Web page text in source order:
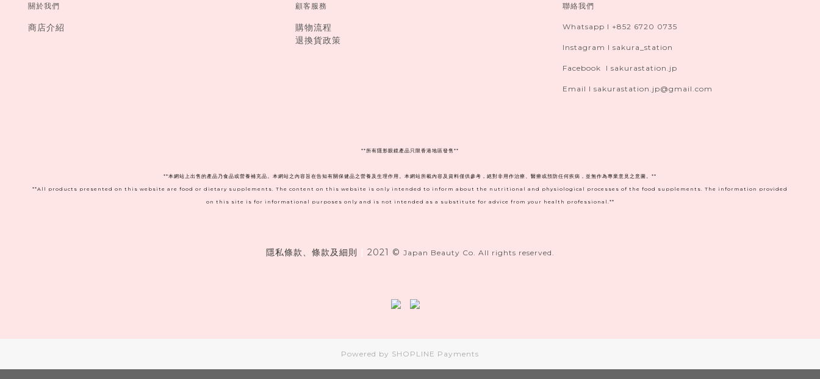
關於我們
商店介紹
顧客服務
購物流程
退換貨政策
聯絡我們
Whatsapp I +852 6720 0735
Instagram I sakura_station
Facebook I sakurastation.jp
Email I sakurastation.jp@gmail.com
** 所有隱形眼鏡產品只限香港地區發售**
**本網站上出售的產品乃食品或營養補充品。本網站之內容旨在告知有關保健品之營養及生理作用。本網站所載內容及資料僅供參考，絕對非用作治療、醫療或預防任何疾病，並無作為專業意見之意圖。**
**All products presented on this website are food or dietary supplements. The content on this website is only intended to inform about the nutritional and physiological processes of the food supplements. The information provided
on this site is for informational purposes only and is not intended as a substitute for advice from your health professional.**
隱私條款、條款及細則 2021 © Japan Beauty Co. All rights reserved.
Powered by SHOPLINE Payments